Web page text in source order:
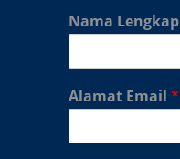
Nama Lengkap
Alamat Email *